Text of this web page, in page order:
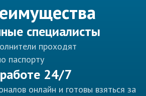
специалисты
проходят
паспорту
24/7
онлайн и готовы взяться за